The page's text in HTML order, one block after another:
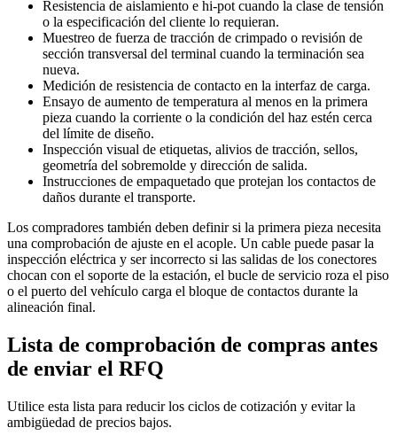
Resistencia de aislamiento e hi‑pot cuando la clase de tensión
o la especificación del cliente lo requieran.
Muestreo de fuerza de tracción de crimpado o revisión de
sección transversal del terminal cuando la terminación sea
nueva.
Medición de resistencia de contacto en la interfaz de carga.
Ensayo de aumento de temperatura al menos en la primera
pieza cuando la corriente o la condición del haz estén cerca
del límite de diseño.
Inspección visual de etiquetas, alivios de tracción, sellos,
geometría del sobremolde y dirección de salida.
Instrucciones de empaquetado que protejan los contactos de
daños durante el transporte.
Los compradores también deben definir si la primera pieza necesita
una comprobación de ajuste en el acople. Un cable puede pasar la
inspección eléctrica y ser incorrecto si las salidas de los conectores
chocan con el soporte de la estación, el bucle de servicio roza el piso
o el puerto del vehículo carga el bloque de contactos durante la
alineación final.
Lista de comprobación de compras antes
de enviar el RFQ
Utilice esta lista para reducir los ciclos de cotización y evitar la
ambigüedad de precios bajos.